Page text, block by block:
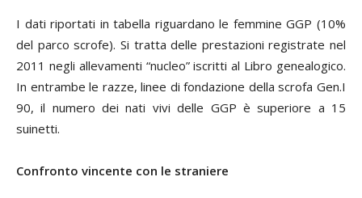
I dati riportati in tabella riguardano le femmine GGP (10%
del parco scrofe). Si tratta delle prestazioni registrate nel
2011 negli allevamenti “nucleo” iscritti al Libro genealogico.
In entrambe le razze, linee di fondazione della scrofa Gen.I
90, il numero dei nati vivi delle GGP è superiore a 15
suinetti.
Confronto vincente con le straniere